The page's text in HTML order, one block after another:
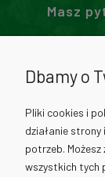
Masz
Dbamy o
Pliki cookies i
działanie
potrzeb.
wszystkich tych